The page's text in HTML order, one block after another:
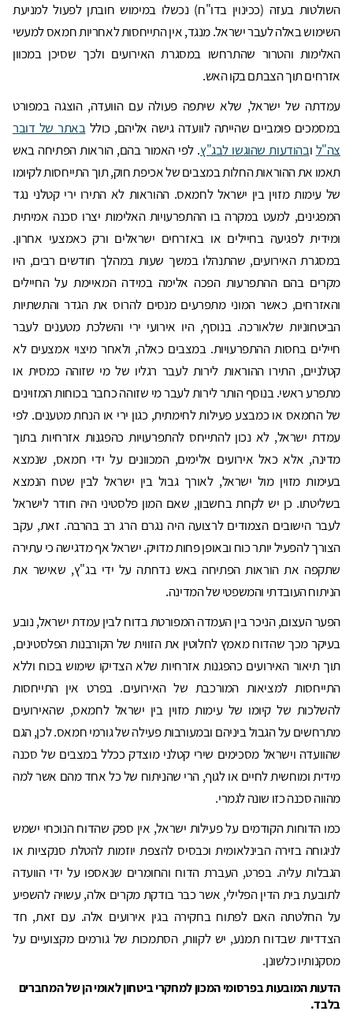
השולטות בעזה (ככינוין בדו"ח) נכשלו במימוש חובתן לפעול למניעת
השימוש באלה לעבר ישראל. מנגד, אין התייחסות לאחריות חמאס למעשי
האלימות והטרור שהתרחשו במסגרת האירועים ולכך שסיכן במכוון
אזרחים תוך הצבתם בקו האש.
עמדתה של ישראל, שלא שיתפה פעולה עם הוועדה, הוצגה במפורט
במסמכים פומביים שהייתה לוועדה גישה אליהם, כוללבאתר של דובר
צה"ל ובהודעות שהוגשו לבג"ץ. לפי האמור בהם, הוראות הפתיחה באש
תאמו את ההוראות החלות במצבים של אכיפת חוק, תוך התייחסות לקיומו
של עימות מזוין בין ישראל לחמאס. ההוראות לא התירו ירי קטלני נגד
המפגינים, למעט במקרה בו ההתפרעויות האלימות יצרו סכנה אמיתית
ומידית לפגיעה בחיילים או באזרחים ישראלים ורק כאמצעי אחרון.
במסגרת האירועים, שהתנהלו במשך שעות במהלך חודשים רבים, היו
מקרים בהם ההתפרעות הפכה אלימה במידה המאיימת על החיילים
והאזרחים, כאשר המוני מתפרעים מנסים להרוס את הגדר והתשתיות
הביטחוניות שלאורכה. בנוסף, היו אירועי ירי והשלכת מטענים לעבר
חיילים בחסות ההתפרעויות. במצבים כאלה, ולאחר מיצוי אמצעים לא
קטלניים, התירו ההוראות לירות לעבר רגליו של מי שזוהה כמסית או
מתפרע ראשי. בנוסף הותר לירות לעבר מי שזוהה כחבר בכוחות המזוינים
של החמאס או כמבצע פעילות לחימתית, כגון ירי או הנחת מטענים. לפי
עמדת ישראל, לא נכון להתייחס להתפרעויות כהפגנות אזרחיות בתוך
מדינה, אלא כאל אירועים אלימים, המכוונים על ידי חמאס, שנמצא
בעימות מזוין מול ישראל, לאורך גבול בין ישראל לבין שטח הנמצא
בשליטתו. כן יש לקחת בחשבון, שאם המון פלסטיני היה חודר לישראל
לעבר הישובים הצמודים לרצועה היה נגרם הרג רב בהרבה. זאת, עקב
הצורך להפעיל יותר כוח ובאופן פחות מדויק. ישראל אף מדגישה כי עתירה
שתקפה את הוראות הפתיחה באש נדחתה על ידי בג"ץ, שאישר את
הניתוח העובדתי והמשפטי של המדינה.
הפער העצום, הניכר בין העמדה המפורטת בדוח לבין עמדת ישראל, נובע
בעיקר מכך שהדוח מאמץ לחלוטין את הזווית של הקורבנות הפלסטינים,
תוך תיאור האירועים כהפגנות אזרחיות שלא הצדיקו שימוש בכוח וללא
התייחסות למציאות המורכבת של האירועים. בפרט אין התייחסות
להשלכות של קיומו של עימות מזוין בין ישראל לחמאס, שהאירועים
מתרחשים על הגבול ביניהם ובמעורבות פעילה של גורמי חמאס. לכן, הגם
שהוועדה וישראל מסכימים שירי קטלני מוצדק ככלל במצבים של סכנה
מידית ומוחשית לחיים או לגוף, הרי שהניתוח של כל אחד מהם אשר למה
מהווה סכנה כזו שונה לגמרי.
כמו הדוחות הקודמים על פעילות ישראל, אין ספק שהדוח הנוכחי ישמש
לניגוחה בזירה הבינלאומית וכבסיס להצפת יוזמות להטלת סנקציות או
הגבלות עליה. בפרט, העברת הדוח והחומרים שנאספו על ידי הוועדה
לתובעת בית הדין הפלילי, אשר כבר בודקת מקרים אלה, עשויה להשפיע
על החלטתה האם לפתוח בחקירה בגין אירועים אלה. עם זאת, חד
הצדדיות שבדוח תמנע, יש לקוות, הסתמכות של גורמים מקצועיים על
מסקנותיו כלשונן.
הדעות המובעות בפרסומי המכון למחקרי ביטחון לאומי הן של המחברים
בלבד.